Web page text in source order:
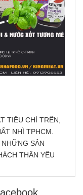
TIÊU CHÍ TRÊN,
NHÌ TPHCM.
SẢN
THÂN YÊU